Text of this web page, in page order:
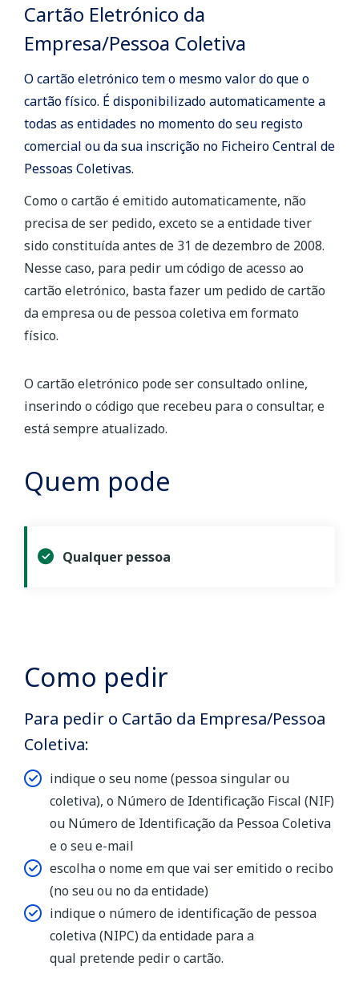
Cartão Eletrónico da
Empresa/Pessoa Coletiva
O cartão eletrónico tem o mesmo valor do que o
cartão físico. É disponibilizado automaticamente a
todas as entidades no momento do seu registo
comercial ou da sua inscrição no Ficheiro Central de
Pessoas Coletivas.
Como o cartão é emitido automaticamente, não
precisa de ser pedido, exceto se a entidade tiver
sido constituída antes de 31 de dezembro de 2008.
Nesse caso, para pedir um código de acesso ao
cartão eletrónico, basta fazer um pedido de cartão
da empresa ou de pessoa coletiva em formato
físico.
O cartão eletrónico pode ser consultado online,
inserindo o código que recebeu para o consultar, e
está sempre atualizado.
Quem pode
Qualquer pessoa
Como pedir
Para pedir o Cartão da Empresa/Pessoa
Coletiva:
indique o seu nome (pessoa singular ou
coletiva), o Número de Identificação Fiscal (NIF)
ou Número de Identificação da Pessoa Coletiva
e o seu e-mail
escolha o nome em que vai ser emitido o recibo
(no seu ou no da entidade)
indique o número de identificação de pessoa
coletiva (NIPC) da entidade para a
qual pretende pedir o cartão.